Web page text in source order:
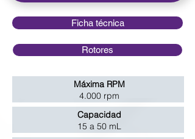
Ficha técnica
Rotores
Máxima RPM
4.000 rpm
Capacidad
15 a 50 mL